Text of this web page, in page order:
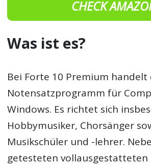
CHECK
Was ist es?
Bei Forte 10 Premium handelt
Notensatzprogramm für
Windows. Es richtet sich
Hobbymusiker, Chorsänger
Musikschüler und -lehrer.
getesteten vollausgestatteten